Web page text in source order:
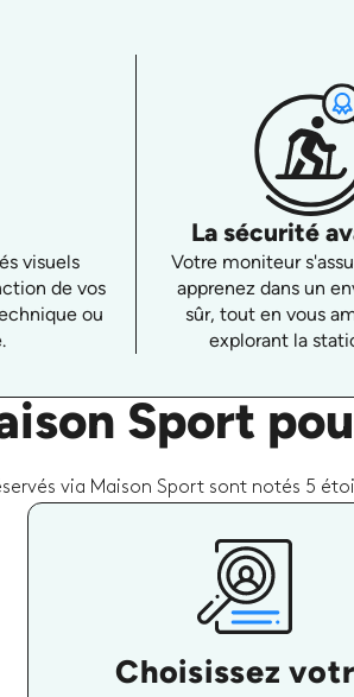
visuels
de vos
ou
La sécurité
Votre moniteur
apprenez dans un
sûr, tout en vous
explorant la
Sport
via Maison Sport sont notés 5
Choisissez